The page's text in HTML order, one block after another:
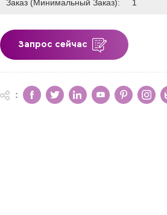
Заказ (Минимальный Заказ): 1
Запрос сейчас
: